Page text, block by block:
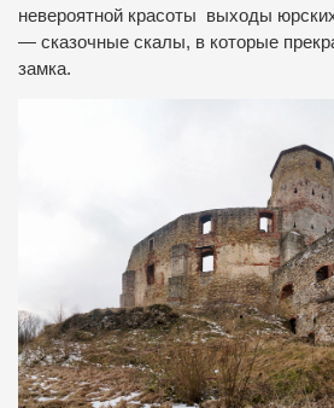
невероятной красоты выходы
— сказочные скалы, в которые
замка.